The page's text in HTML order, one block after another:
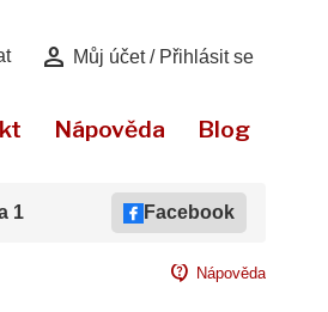
person Můj účet / Přihlásit se
Nápověda Blog
1 Facebook
contact_support Nápověda